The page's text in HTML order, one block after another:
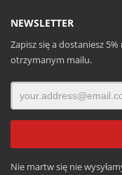
NEWSLETTER
Zapisz się a dostaniesz
otrzymanym mailu.
Nie martw się nie